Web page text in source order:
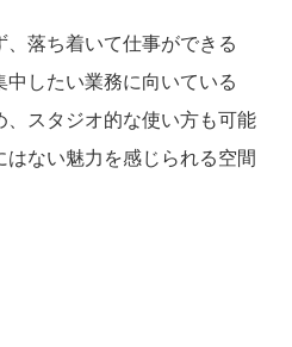
、落ち着いて仕事ができる
中したい業務に向いている
、スタジオ的な使い方も可能
ない魅力を感じられる空間